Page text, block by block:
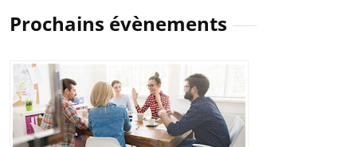
Prochains évènements